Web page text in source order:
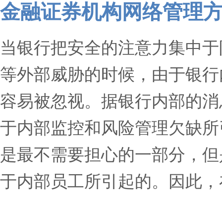
金融证券机构网络管理
当银行把安全的注意力集中
等外部威胁的时候，由于银
容易被忽视。据银行内部的
于内部监控和风险管理欠缺
是最不需要担心的一部分，
于内部员工所引起的。因此